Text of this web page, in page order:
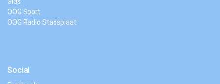
OOG Sport
OOG Radio Stadsplaat
Social